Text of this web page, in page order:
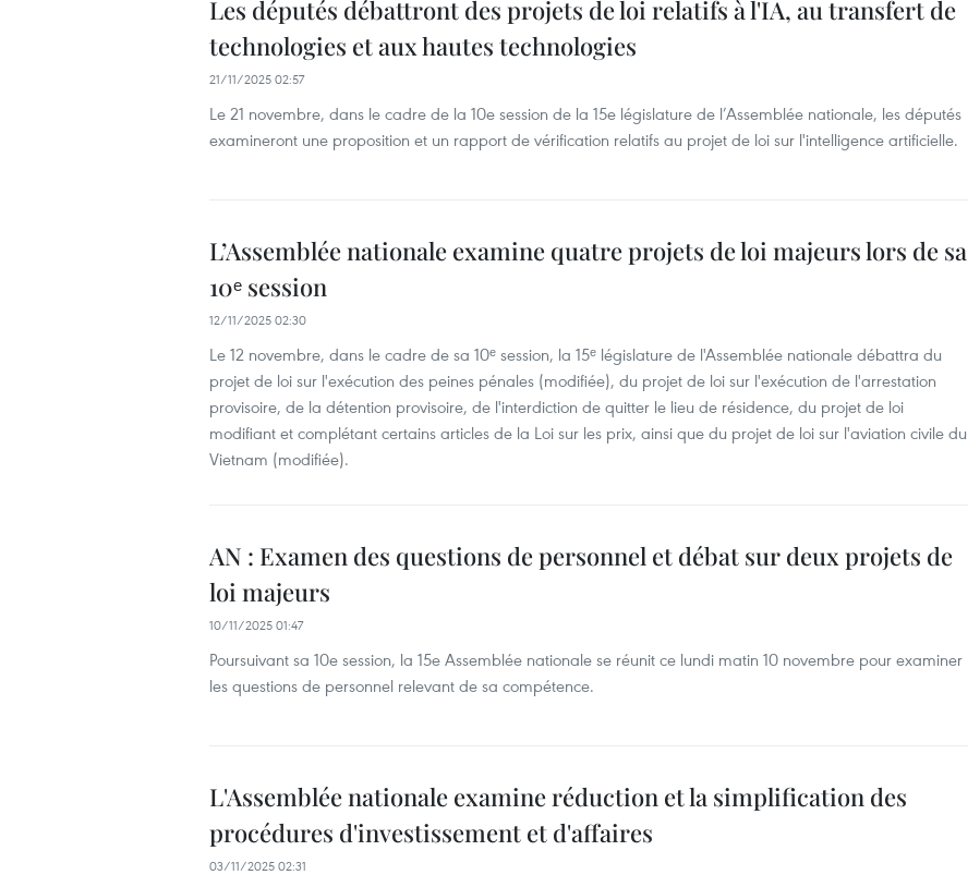
Les députés débattront des projets de loi relatifs à l'IA, au transfert de
technologies et aux hautes technologies
21/11/2025 02:57
Le 21 novembre, dans le cadre de la 10e session de la 15e législature de l’Assemblée nationale, les députés
examineront une proposition et un rapport de vérification relatifs au projet de loi sur l'intelligence artificielle.
L’Assemblée nationale examine quatre projets de loi majeurs lors de sa
10ᵉ session
12/11/2025 02:30
Le 12 novembre, dans le cadre de sa 10ᵉ session, la 15ᵉ législature de l'Assemblée nationale débattra du
projet de loi sur l'exécution des peines pénales (modifiée), du projet de loi sur l'exécution de l'arrestation
provisoire, de la détention provisoire, de l'interdiction de quitter le lieu de résidence, du projet de loi
modifiant et complétant certains articles de la Loi sur les prix, ainsi que du projet de loi sur l'aviation civile du
Vietnam (modifiée).
AN : Examen des questions de personnel et débat sur deux projets de
loi majeurs
10/11/2025 01:47
Poursuivant sa 10e session, la 15e Assemblée nationale se réunit ce lundi matin 10 novembre pour examiner
les questions de personnel relevant de sa compétence.
L'Assemblée nationale examine réduction et la simplification des
procédures d'investissement et d'affaires
03/11/2025 02:31